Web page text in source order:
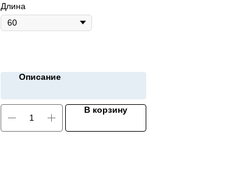
Длина
Описание
В корзину